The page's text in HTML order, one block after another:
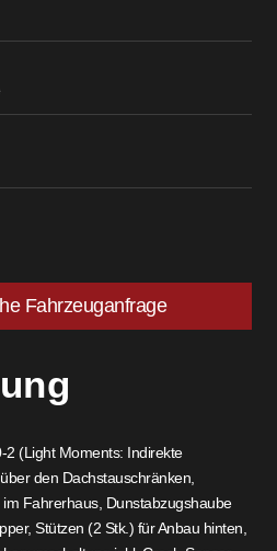
Fahrzeuganfrage
2 (Light Moments: Indirekte
den Dachstauschränken,
Fahrerhaus, Dunstabzugshaube
Stützen (2 Stk.) für Anbau hinten,